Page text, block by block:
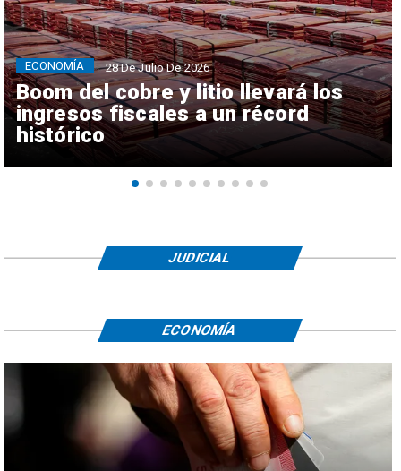
Boom del cobre y litio llevará los
ingresos fiscales a un récord
histórico
ECONOMÍA 28 De Julio De 2026
JUDICIAL
ECONOMÍA